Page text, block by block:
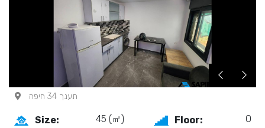
תענך 34 חיפה
Size: 45 (㎡) Floor:
0